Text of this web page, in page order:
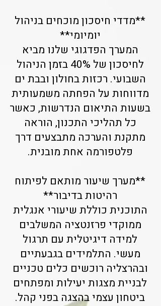
**מדדי חיסכון מוכחים בניהול
יומיומי**
המערך הפדגוגי שלנו מביא
לחיסכון של 40% בזמן הניהול
השבועי. רכזות בחולון ובבת ים
מדווחות על הפחתה משמעותית
בשעות התיאום הנדרשות, כאשר
כל תהליכי התכנון, הוראה
מתקנת והערכה מתבצעים דרך
פלטפורמה אחת מובנית.
**מערך שיעור מותאם לפיתוח
רהיטות בדיבור**
התוכנית כוללת שיעורי אנגלית
ממוקדי פרזנטציה המשלבים
למידה דיגיטלית עם תרגול
מעשי. התלמידים בגבעתיים
ובהרצליה רוכשים כלים טכניים
לבניית מצגות יעילות ומפתחים
ביטחון עצמי בהצגה בפני קהל.